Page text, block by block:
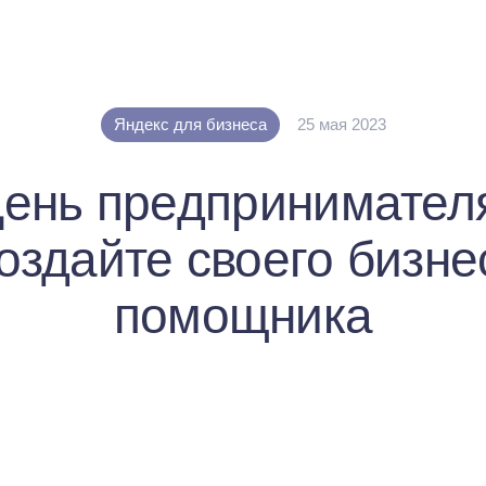
Яндекс для бизнеса 25 мая 2023
своего
помощника